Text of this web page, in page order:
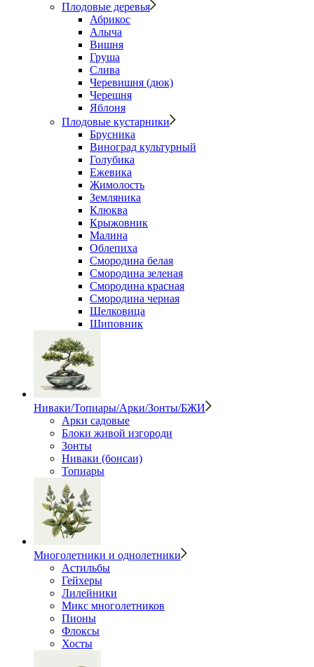
Плодовые деревья
Абрикос
Алыча
Вишня
Груша
Слива
Черевишня (дюк)
Черешня
Яблоня
Плодовые кустарники
Брусника
Виноград культурный
Голубика
Ежевика
Жимолость
Земляника
Клюква
Крыжовник
Малина
Облепиха
Смородина белая
Смородина зеленая
Смородина красная
Смородина черная
Шелковица
Шиповник
Ниваки/Топиары/Арки/Зонты/БЖИ
Арки садовые
Блоки живой изгороди
Зонты
Ниваки (бонсаи)
Топиары
Многолетники и однолетники
Астильбы
Гейхеры
Лилейники
Микс многолетников
Пионы
Флоксы
Хосты